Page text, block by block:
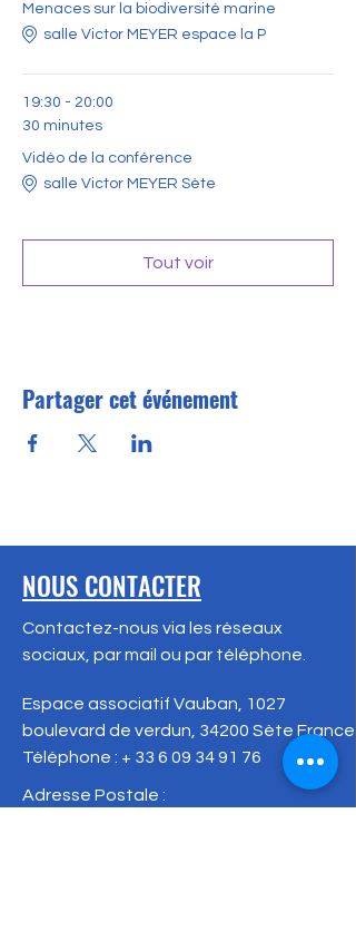
Menaces sur la biodiversité marine
salle Victor MEYER espace la P
19:30 - 20:00
30 minutes
Vidéo de la conférence
salle Victor MEYER Sète
Tout voir
Partager cet événement
NOUS CONTACTER
Contactez-nous via les réseaux
sociaux, par mail ou par téléphone.
Espace associatif Vauban, 1027
boulevard de verdun, 34200 Sète France
Téléphone : + 33 6 09 34 91 76
Adresse Postale :